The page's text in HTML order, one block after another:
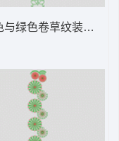
与绿色卷草纹装饰图